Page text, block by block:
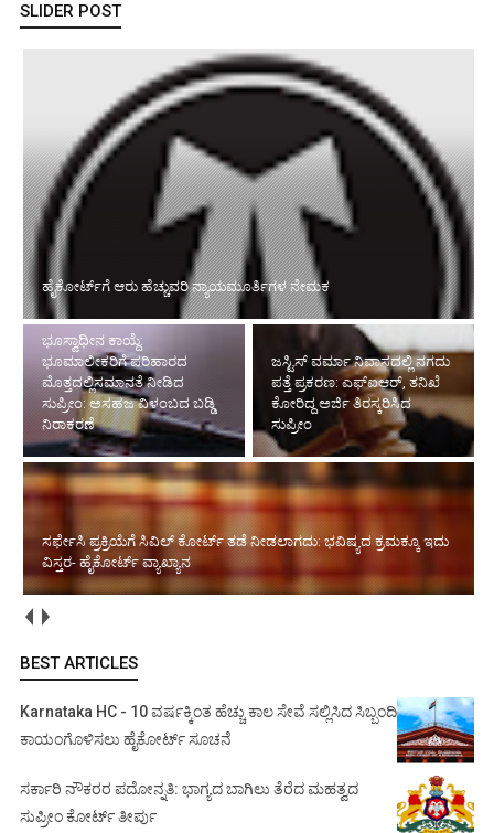
SLIDER POST
ಭೂಸ್ವಾಧೀನ ಕಾಯ್ದೆ: ಭೂಮಾಲೀಕರಿಗೆ ಪರಿಹಾರದ ಮೊತ್ತದಲ್ಲಿಸಮಾನತೆ
ನೀಡಿದ ಸುಪ್ರೀಂ: ಅಸಹಜ ವಿಳಂಬದ ಬಡ್ಡಿ ನಿರಾಕರಣೆ
ಜಸ್ಟಿಸ್ ವರ್ಮಾ ನಿವಾಸದಲ್ಲಿ ನಗದು
ಪತ್ತೆ ಪ್ರಕರಣ: ಎಫ್‌ಐಆರ್, ತನಿಖೆ
ಕೋರಿದ್ದ ಅರ್ಜಿ ತಿರಸ್ಕರಿಸಿದ
ಸುಪ್ರೀಂ
ಸರ್ಫೇಸಿ ಪ್ರಕ್ರಿಯೆಗೆ ಸಿವಿಲ್ ಕೋರ್ಟ್
ತಡೆ ನೀಡಲಾಗದು: ಭವಿಷ್ಯದ ಕ್ರಮಕ್ಕೂ
ಇದು ವಿಸ್ತರ- ಹೈಕೋರ್ಟ್ ವ್ಯಾಖ್ಯಾನ
ಸ್ಥಾಪಿತ ಕಾನೂನು ತತ್ವ ಉಲ್ಲಂಘಿಸಿ ಅಜಾಗರೂಕ ಆದೇಶ ಪರಿಣಾಮ: ಸಿವಿಲ್ ಜಡ್ಜ್
ಡಿಸ್‌ಮಿಸ್ ಆದೇಶಕ್ಕೆ ಹೈಕೋರ್ಟ್ ಮುದ್ರೆ
BEST ARTICLES
Karnataka HC - 10 ವರ್ಷಕ್ಕಿಂತ ಹೆಚ್ಚು ಕಾಲ ಸೇವೆ ಸಲ್ಲಿಸಿದ ಸಿಬ್ಬಂದಿ
ಕಾಯಂಗೊಳಿಸಲು ಹೈಕೋರ್ಟ್ ಸೂಚನೆ
ಸರ್ಕಾರಿ ನೌಕರರ ಪದೋನ್ನತಿ: ಭಾಗ್ಯದ ಬಾಗಿಲು ತೆರೆದ ಮಹತ್ವದ
ಸುಪ್ರೀಂ ಕೋರ್ಟ್ ತೀರ್ಪು